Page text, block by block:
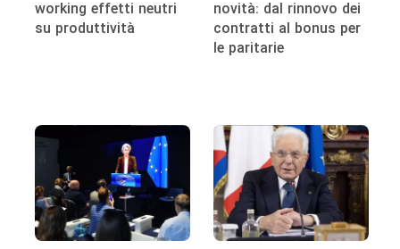
working effetti neutri
su produttività
novità: dal rinnovo dei
contratti al bonus per
le paritarie